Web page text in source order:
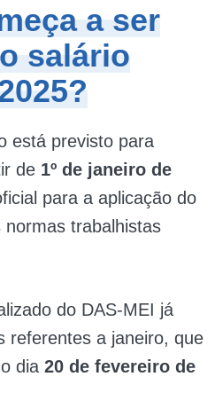
a ser
salário
está previsto para
de 1º de janeiro de
para a aplicação do
trabalhistas
do DAS-MEI já
referentes a janeiro, que
dia 20 de fevereiro de